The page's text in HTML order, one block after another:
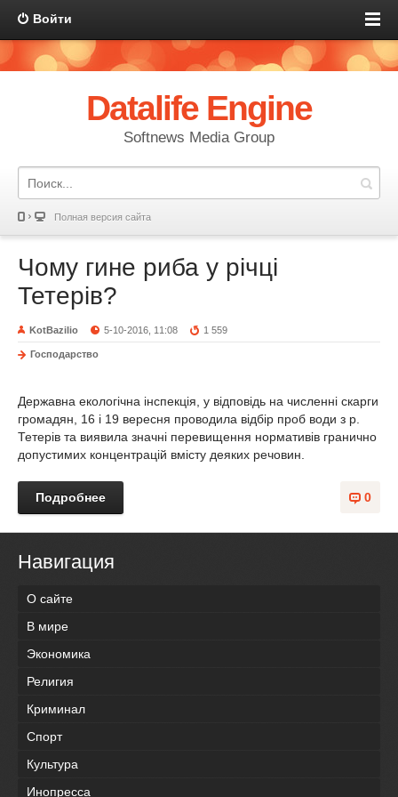
Войти
Datalife Engine
Softnews Media Group
Полная версия сайта
Чому гине риба у річці
Тетерів?
KotBazilio 5-10-2016, 11:08 1 559
Господарство
Державна екологічна інспекція, у відповідь на численні скарги
громадян, 16 і 19 вересня проводила відбір проб води з р.
Тетерів та виявила значні перевищення нормативів гранично
допустимих концентрацій вмісту деяких речовин.
0
Подробнее
Навигация
О сайте
В мире
Экономика
Религия
Криминал
Спорт
Культура
Инопресса